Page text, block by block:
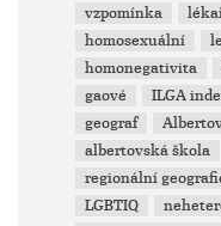
vzpomínka
homosexuální
homonegativita
gaové
ILGA
geograf
albertovská škola
regionální
LGBTIQ